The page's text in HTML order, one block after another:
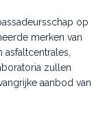
op
merken van
zullen
aanbod van